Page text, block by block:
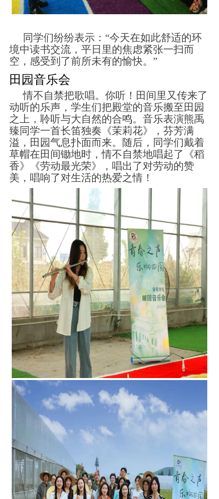
同学们纷纷表示：“今天在如此舒适的环
境中读书交流，平日里的焦虑紧张一扫而
空，感受到了前所未有的愉快。”
田园音乐会
情不自禁把歌唱。你听！田间里又传来了
动听的乐声，学生们把殿堂的音乐搬至田园
之上，聆听与大自然的合鸣。音乐表演熊禹
臻同学一首长笛独奏《茉莉花》，芬芳满
溢，田园气息扑面而来。随后，同学们戴着
草帽在田间锄地时，情不自禁地唱起了《稻
香》《劳动最光荣》，唱出了对劳动的赞
美，唱响了对生活的热爱之情！